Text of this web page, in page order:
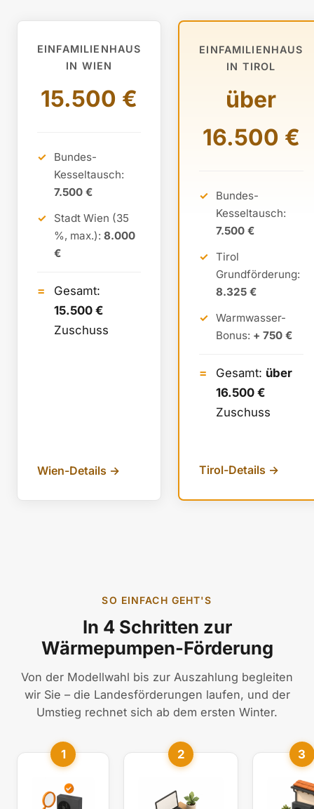
EINFAMILIENHAUS
IN WIEN
15.500 €
Bundes-
Kesseltausch:
7.500 €
Stadt Wien (35
%, max.): 8.000
€
Gesamt:
15.500 €
Zuschuss
Wien-Details →
EINFAMILIENHAUS
IN TIROL
über
16.500 €
Bundes-
Kesseltausch:
7.500 €
Tirol
Grundförderung:
8.325 €
Warmwasser-
Bonus: + 750 €
Gesamt: über
16.500 €
Zuschuss
Tirol-Details →
SO EINFACH GEHT'S
In 4 Schritten zur
Wärmepumpen-Förderung
Von der Modellwahl bis zur Auszahlung begleiten
wir Sie – die Landesförderungen laufen, und der
Umstieg rechnet sich ab dem ersten Winter.
1 2 3